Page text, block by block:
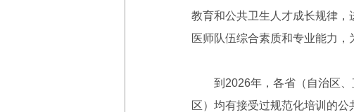
教育和公共卫生人才成长规律
医师队伍综合素质和专业能力，
到2026年，各省（自治区、
区）均有接受过规范化培训的公